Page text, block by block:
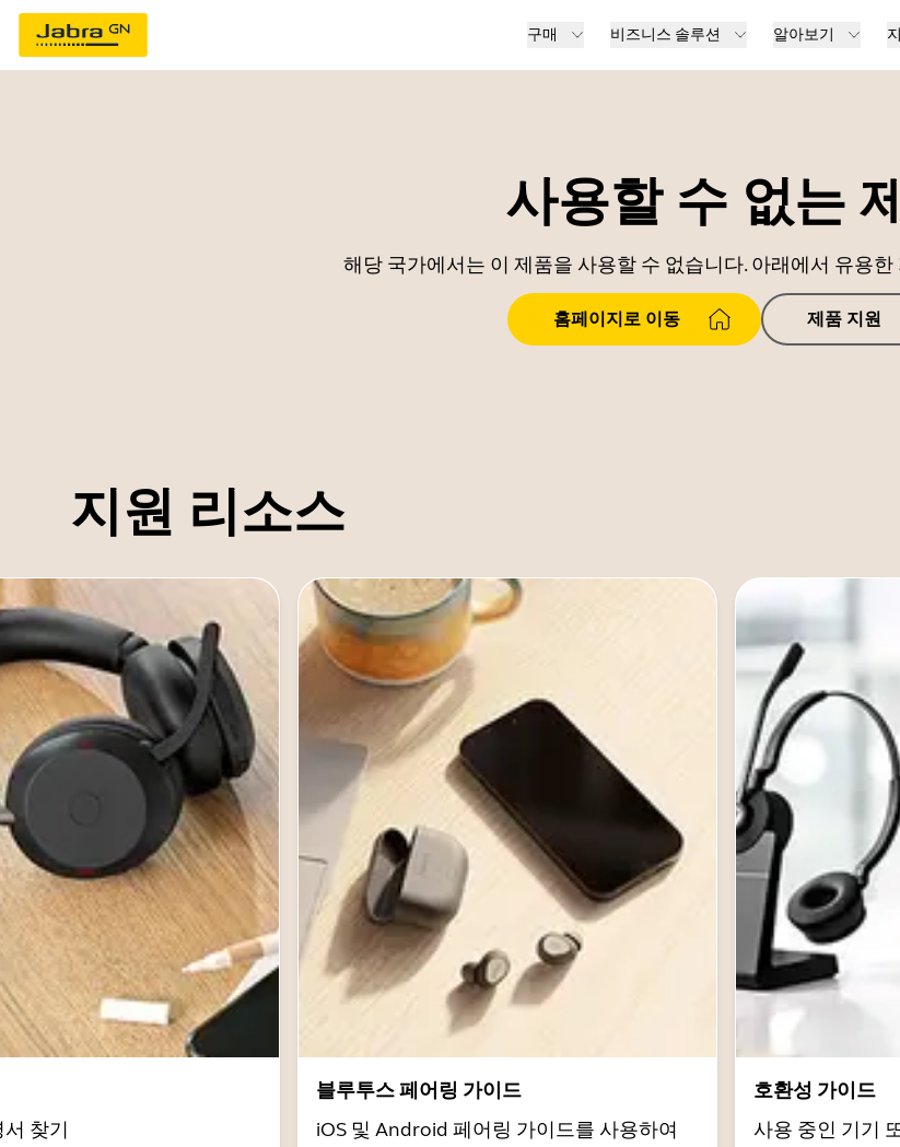
구매 비즈니스 솔루션 알아보기
사용할 수 없는
해당 국가에서는 이 제품을 사용할 수 없습니다. 아래에서 유용
홈페이지로 이동 제품 지원
지원 리소스
찾기
블루투스 페어링 가이드
iOS 및 Android 페어링 가이드를 사용하여
호환성 가이드
사용 중인 기기